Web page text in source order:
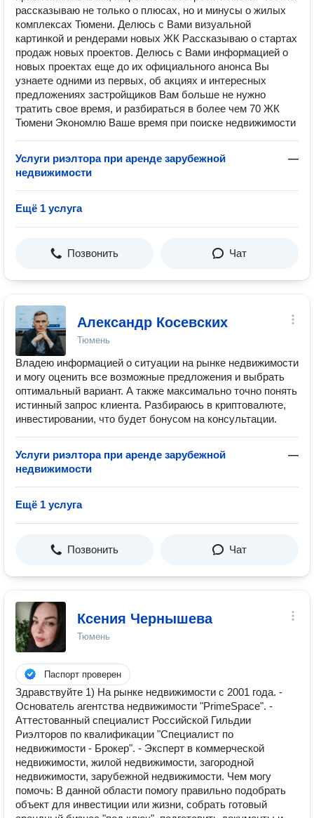
рассказываю не только о плюсах, но и минусы о жилых
комплексах Тюмени. Делюсь с Вами визуальной
картинкой и рендерами новых ЖК Рассказываю о стартах
продаж новых проектов. Делюсь с Вами информацией о
новых проектах еще до их официального анонса Вы
узнаете одними из первых, об акциях и интересных
предложениях застройщиков Вам больше не нужно
тратить свое время, и разбираться в более чем 70 ЖК
Тюмени Экономлю Ваше время при поиске недвижимости
Услуги риэлтора при аренде зарубежной
недвижимости
—
Ещё 1 услуга
Позвонить Чат
Александр Косевских
Тюмень
Владею информацией о ситуации на рынке недвижимости
и могу оценить все возможные предложения и выбрать
оптимальный вариант. А также максимально точно понять
истинный запрос клиента. Разбираюсь в криптовалюте,
инвестировании, что будет бонусом на консультации.
Услуги риэлтора при аренде зарубежной
недвижимости
—
Ещё 1 услуга
Позвонить Чат
Ксения Чернышева
Тюмень
Паспорт проверен
Здравствуйте 1) На рынке недвижимости с 2001 года. -
Основатель агентства недвижимости "PrimeSpace". -
Аттестованный специалист Российской Гильдии
Риэлторов по квалификации "Специалист по
недвижимости - Брокер". - Эксперт в коммерческой
недвижимости, жилой недвижимости, загородной
недвижимости, зарубежной недвижимости. Чем могу
помочь: В данной области помогу правильно подобрать
объект для инвестиции или жизни, собрать готовый